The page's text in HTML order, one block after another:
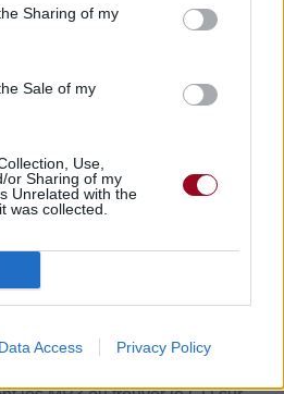
Sharing of my
Sale of my
Use,
or Sharing of my
Unrelated with the
was collected.
Data Access Privacy Policy
:
Téléchargement
musical :
la guitare chez